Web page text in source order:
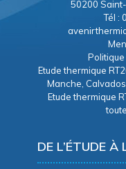
50200
Tél :
Etude thermique
Manche,
Etude thermique
DE L’ÉTUDE